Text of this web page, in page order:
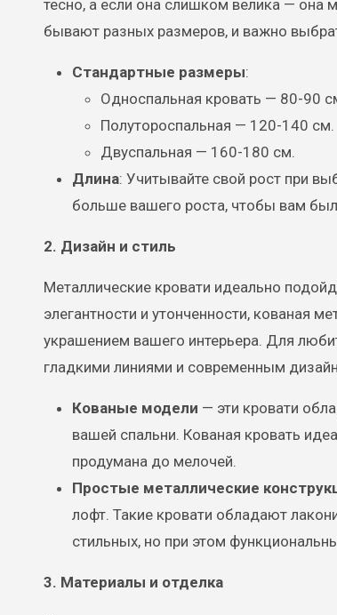
тесно, а если она слишком велика — она
бывают разных размеров, и важно
Стандартные размеры:
Односпальная кровать — 80-90
Полутороспальная — 120-140 см.
Двуспальная — 160-180 см.
Длина: Учитывайте свой рост при
больше вашего роста, чтобы вам
2. Дизайн и стиль
Металлические кровати идеально
элегантности и утонченности, кованая
украшением вашего интерьера. Для
гладкими линиями и современным
Кованые модели — эти кровати
вашей спальни. Кованая кровать
продумана до мелочей.
Простые металлические
лофт. Такие кровати обладают
стильных, но при этом
3. Материалы и отделка